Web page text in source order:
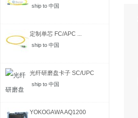
ship to 中国
定制单芯 FC/APC ...
ship to 中国
光纤研磨盘卡子 SC/UPC
ship to 中国
YOKOGAWA AQ1200